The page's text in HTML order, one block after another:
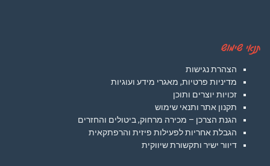
תנאי שימוש
הצהרת נגישות
מדיניות פרטיות, מאגרי מידע ועוגיות
זכויות יוצרים ותוכן
תקנון אתר ותנאי שימוש
הגנת הצרכן – מכירה מרחוק, ביטולים והחזרים
הגבלת אחריות לפעילות פיזית והרפתקאית
דיוור ישיר ותקשורת שיווקית